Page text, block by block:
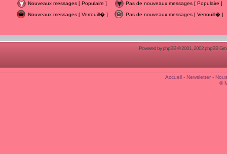
Nouveaux messages [ Populaire ]
Pas de nouveaux messages [ Populaire ]
Nouveaux messages [ Verrouill� ]
Pas de nouveaux messages [ Verrouill� ]
Powered byphpBB© 2001, 2002 phpBB
Accueil- Newsletter-
©